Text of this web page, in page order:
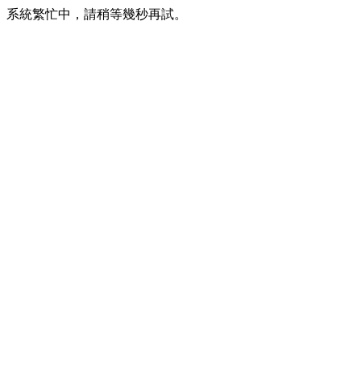
系統繁忙中，請稍等幾秒再試。